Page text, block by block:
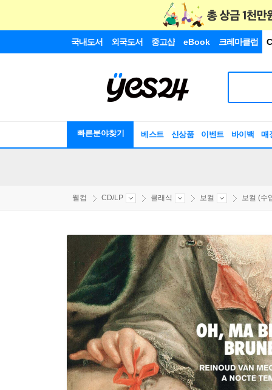
국내도서 외국도서 중고샵 eBook 크레마클럽
빠른분야찾기 베스트 신상품 이벤트 바이백 매
웰컴 CD/LP 클래식 보컬 보컬 (수